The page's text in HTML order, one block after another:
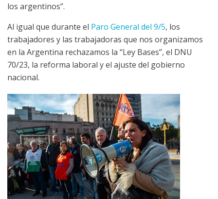
los argentinos”.
Al igual que durante el Paro General del 9/5, los
trabajadores y las trabajadoras que nos organizamos
en la Argentina rechazamos la “Ley Bases”, el DNU
70/23, la reforma laboral y el ajuste del gobierno
nacional.